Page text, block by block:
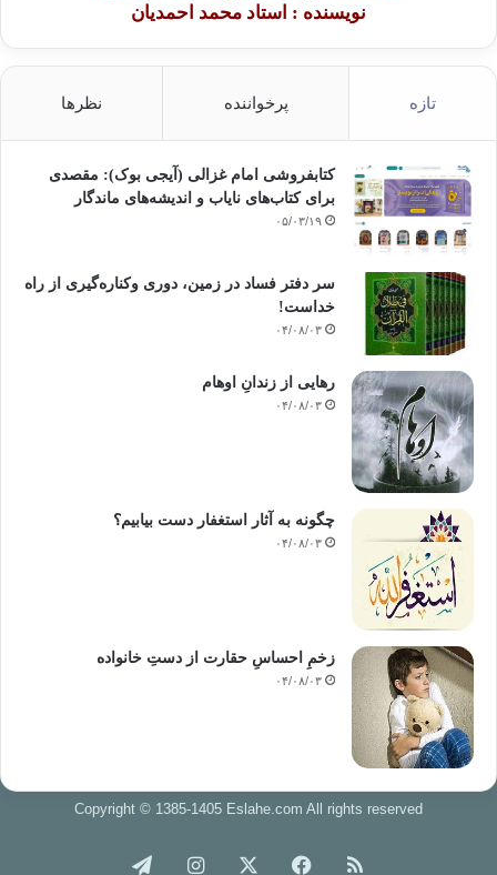
نویسنده : استاد محمد احمدیان
تازه پرخواننده نظرها
کتابفروشی امام غزالی (آیجی بوک): مقصدی
برای کتاب‌های نایاب و اندیشه‌های ماندگار
۰۵/۰۳/۱۹
سر دفتر فساد در زمین‌، دوری وکناره‌گیری از راه
خداست‌!
۰۴/۰۸/۰۳
رهایی از زندانِ اوهام
۰۴/۰۸/۰۳
چگونه به آثار استغفار دست بیابیم؟
۰۴/۰۸/۰۳
زخمِ احساسِ حقارت از دستِ خانواده
۰۴/۰۸/۰۳
Copyright © 1385-1405 Eslahe.com All rights reserved
خوراک فیس اینستاگرام